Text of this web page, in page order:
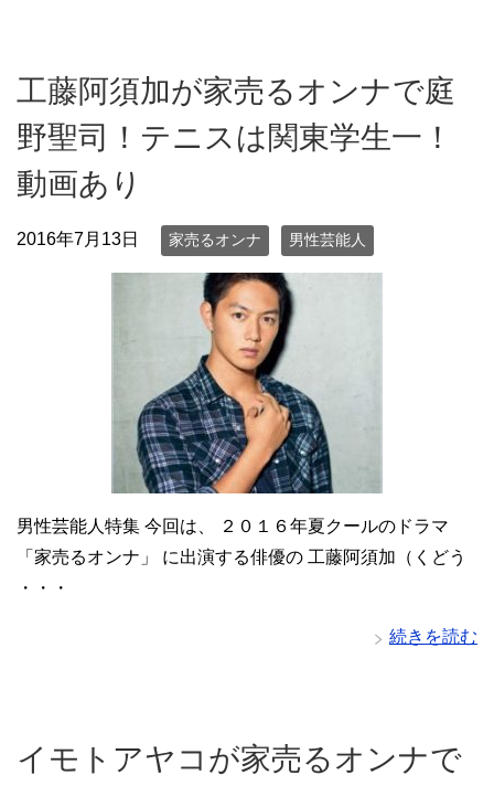
工藤阿須加が家売るオンナで庭
野聖司！テニスは関東学生一！
動画あり
2016年7月13日 家売るオンナ 男性芸能人
男性芸能人特集 今回は、 ２０１６年夏クールのドラマ
「家売るオンナ」 に出演する俳優の 工藤阿須加（くどう
・・・
続きを読む
イモトアヤコが家売るオンナで